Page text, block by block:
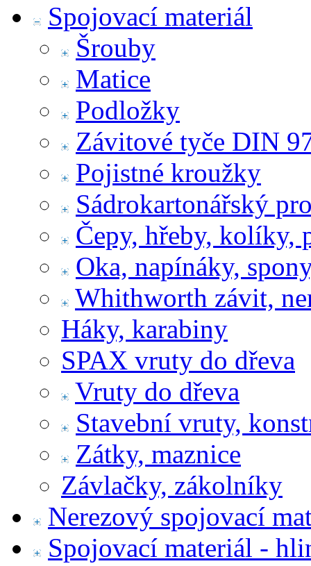
Spojovací materiál
Šrouby
Matice
Podložky
Závitové tyče DIN
Pojistné kroužky
Sádrokartonářský
Čepy, hřeby, kolíky,
Oka, napínáky,
Whithworth závit,
Háky, karabiny
SPAX vruty do dřeva
Vruty do dřeva
Stavební vruty,
Zátky, maznice
Závlačky, zákolníky
Nerezový spojovací
Spojovací materiál -